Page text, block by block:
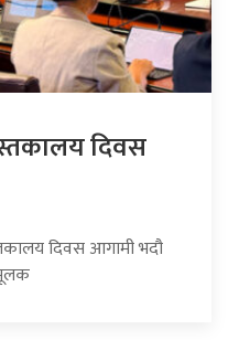
दिवस
दिवस आगामी भदौ